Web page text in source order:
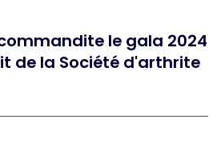
le gala 2024
de la Société d'arthrite